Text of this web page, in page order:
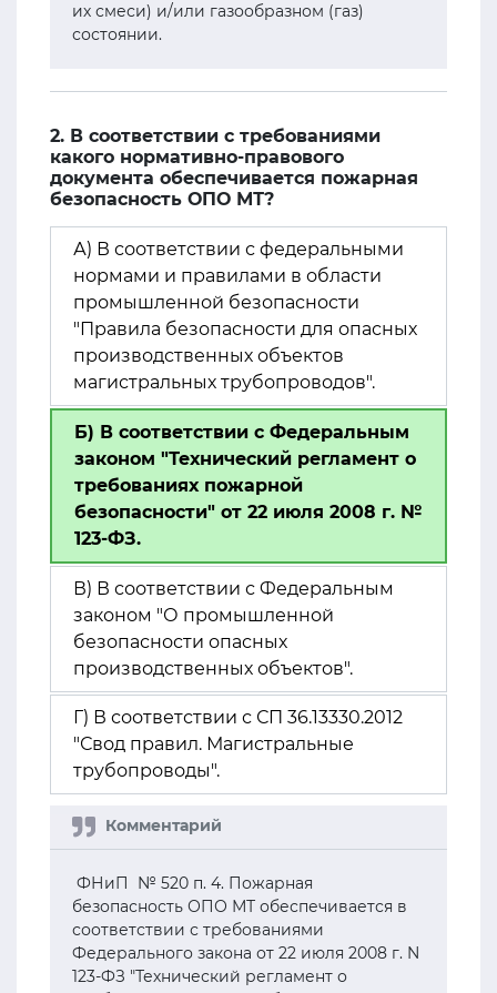
их смеси) и/или газообразном (газ)
состоянии.
2. В соответствии с требованиями
какого нормативно-правового
документа обеспечивается пожарная
безопасность ОПО МТ?
А) В соответствии с федеральными
нормами и правилами в области
промышленной безопасности
"Правила безопасности для опасных
производственных объектов
магистральных трубопроводов".
Б) В соответствии с Федеральным
законом "Технический регламент о
требованиях пожарной
безопасности" от 22 июля 2008 г. №
123-ФЗ.
В) В соответствии с Федеральным
законом "О промышленной
безопасности опасных
производственных объектов".
Г) В соответствии с СП 36.13330.2012
"Свод правил. Магистральные
трубопроводы".
ФНиП № 520 п. 4. Пожарная
безопасность ОПО МТ обеспечивается в
соответствии с требованиями
Федерального закона от 22 июля 2008 г. N
123-ФЗ "Технический регламент о